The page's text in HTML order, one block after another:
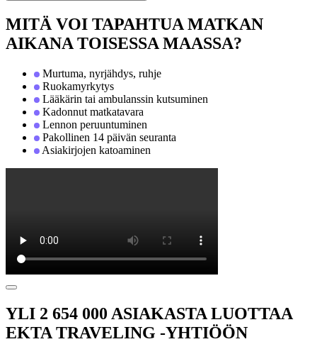
MITÄ VOI TAPAHTUA MATKAN
AIKANA TOISESSA MAASSA?
Murtuma, nyrjähdys, ruhje
Ruokamyrkytys
Lääkärin tai ambulanssin kutsuminen
Kadonnut matkatavara
Lennon peruuntuminen
Pakollinen 14 päivän seuranta
Asiakirjojen katoaminen
YLI 2 654 000 ASIAKASTA LUOTTAA
EKTA TRAVELING -YHTIÖÖN